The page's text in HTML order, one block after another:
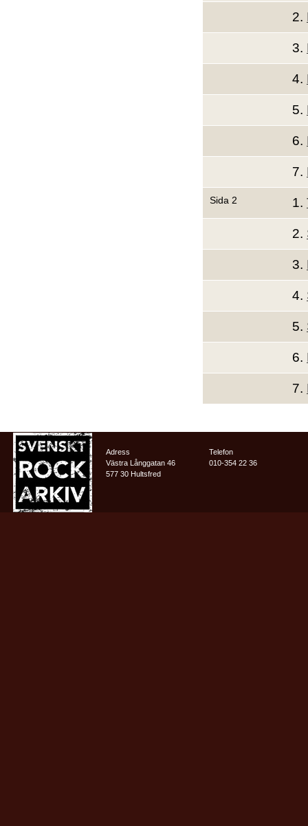
2.
3.
4.
5.
6.
7.
Sida 2 1.
2.
3.
4.
5.
6.
7.
Adress
Västra Långgatan 46
577 30 Hultsfred
Telefon
010-354 22 36